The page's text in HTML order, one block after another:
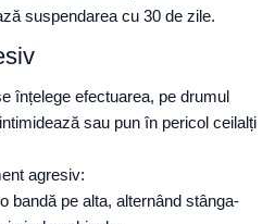
suspendarea cu 30 de zile.
înțelege efectuarea, pe drumul
sau pun în pericol ceilalți
agresiv:
bandă pe alta, alternând stânga-